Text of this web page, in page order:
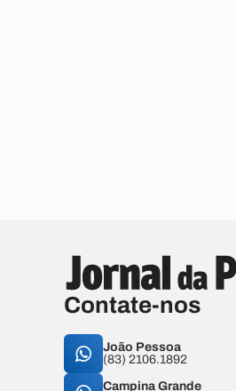
Contate-nos
João Pessoa
(83) 2106.1892
Campina Grande